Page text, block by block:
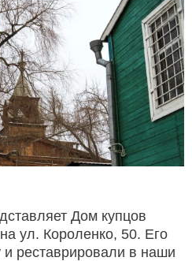
Дом купцов
ул. Короленко, 50. Его
и реставрировали в наши